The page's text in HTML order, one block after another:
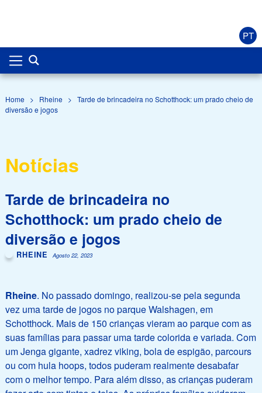
PT
Home > Rheine > Tarde de brincadeira no Schotthock: um prado cheio de
diversão e jogos
Notícias
Tarde de brincadeira no
Schotthock: um prado cheio de
diversão e jogos
RHEINE Agosto 22, 2023
Rheine. No passado domingo, realizou-se pela segunda
vez uma tarde de jogos no parque Walshagen, em
Schotthock. Mais de 150 crianças vieram ao parque com as
suas famílias para passar uma tarde colorida e variada. Com
um Jenga gigante, xadrez viking, bola de espigão, parcours
ou com hula hoops, todos puderam realmente desabafar
com o melhor tempo. Para além disso, as crianças puderam